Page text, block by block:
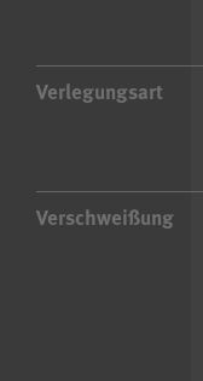
Verlegungsart
Verschweißung